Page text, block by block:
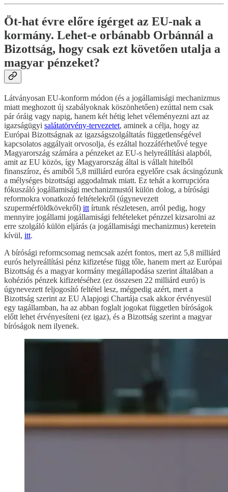
Öt-hat évre előre ígérget az EU-nak a
kormány. Lehet-e orbánabb Orbánnál a
Bizottság, hogy csak ezt követően utalja a
magyar pénzeket?
Látványosan EU-konform módon (és a jogállamisági mechanizmus
miatt meghozott új szabályoknak köszönhetően) ezúttal nem csak
pár óráig vagy napig, hanem két hétig lehet véleményezni azt az
igazságügyi salátatörvény-tervezetet, aminek a célja, hogy az
Európai Bizottságnak az igazságszolgáltatás függetlenségével
kapcsolatos aggályait orvosolja, és ezáltal hozzáférhetővé tegye
Magyarország számára a pénzeket az EU-s helyreállítási alapból,
amit az EU közös, így Magyarország által is vállalt hitelből
finanszíroz, és amiből 5,8 milliárd euróra egyelőre csak ácsingózunk
a mélységes bizottsági aggodalmak miatt. Ez tehát a korrupcióra
fókuszáló jogállamisági mechanizmustól külön dolog, a bírósági
reformokra vonatkozó feltételekről (úgynevezett
szupermérföldkövekről) itt írtunk részletesen, arról pedig, hogy
mennyire jogállami jogállamisági feltételeket pénzzel kizsarolni az
erre szolgáló külön eljárás (a jogállamisági mechanizmus) keretein
kívül, itt.
A bírósági reformcsomag nemcsak azért fontos, mert az 5,8 milliárd
eurós helyreállítási pénz kifizetése függ tőle, hanem mert az Európai
Bizottság és a magyar kormány megállapodása szerint általában a
kohéziós pénzek kifizetéséhez (ez összesen 22 milliárd euró) is
úgynevezett feljogosító feltétel lesz, mégpedig azért, mert a
Bizottság szerint az EU Alapjogi Chartája csak akkor érvényesül
egy tagállamban, ha az abban foglalt jogokat független bíróságok
előtt lehet érvényesíteni (ez igaz), és a Bizottság szerint a magyar
bíróságok nem ilyenek.